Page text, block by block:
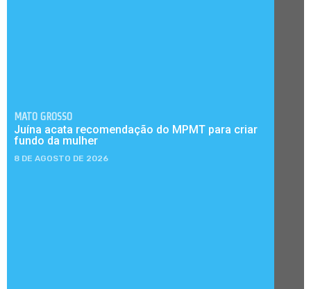
MATO GROSSO
Juína acata recomendação do MPMT para criar
fundo da mulher
8 DE AGOSTO DE 2026